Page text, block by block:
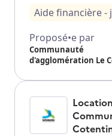
Aide financière-
Proposé•e par
Communauté
d'agglomération Le